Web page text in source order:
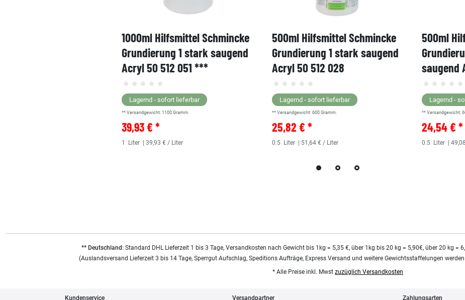
1000ml Hilfsmittel Schmincke
Grundierung 1 stark saugend
Acryl 50 512 051 ***
Lagernd - sofort lieferbar
** Versandgewicht: 1100 Gramm.
39,93 € *
1 Liter | 39,93 € / Liter
500ml Hilfsmittel Schmincke
Grundierung 1 stark saugend
Acryl 50 512 028
Lagernd - sofort lieferbar
** Versandgewicht: 600 Gramm.
25,82 € *
0.5 Liter | 51,64 € / Liter
500ml
saugend
Lagernd -
** Versandgewicht:
24,54 € *
0.5 Liter |
** Deutschland:Standard DHL Lieferzeit 1 bis 3 Tage, Versandkosten nach Gewicht bis 1kg = 5,35 €, über 1kg bis 20 kg = 5,90€, über 20 kg =
(Auslandsversand Lieferzeit 3 bis 14 Tage, Sperrgut Aufschlag, Speditions Aufträge, Express Versand und weitere Gewichtsstaffelungen
* Alle Preise inkl. Mwst zuzüglich Versandkosten
Kundenservice Versandpartner Zahlungsarten